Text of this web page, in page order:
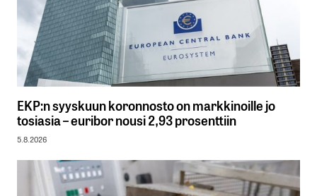
EKP:n syyskuun koronnosto on markkinoille jo
tosiasia – euribor nousi 2,93 prosenttiin
5.8.2026